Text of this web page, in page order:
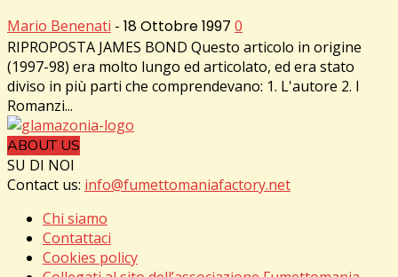
Mario Benenati - 18 Ottobre 1997 0
RIPROPOSTA JAMES BOND Questo articolo in origine
(1997-98) era molto lungo ed articolato, ed era stato
diviso in più parti che comprendevano: 1. L'autore 2. I
Romanzi...
ABOUT US
SU DI NOI
Contact us: info@fumettomaniafactory.net
Chi siamo
Contattaci
Cookies policy